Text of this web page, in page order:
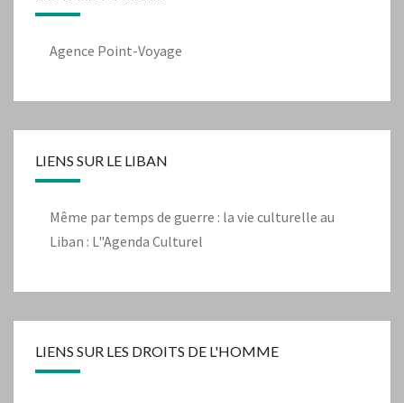
Agence Point-Voyage
LIENS SUR LE LIBAN
Même par temps de guerre : la vie culturelle au
Liban : L"Agenda Culturel
LIENS SUR LES DROITS DE L'HOMME